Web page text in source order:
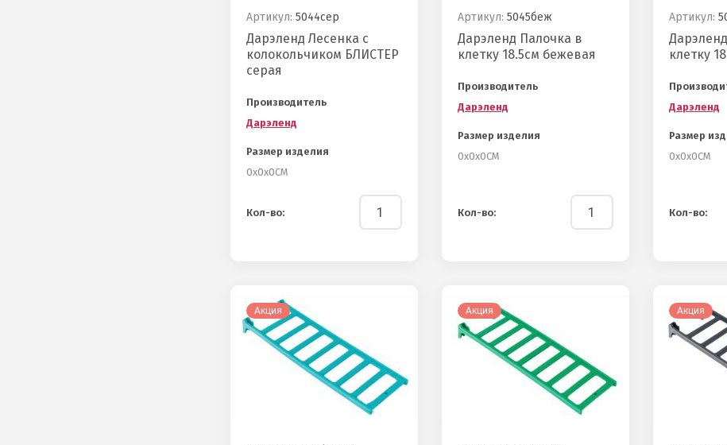
Артикул: 5044сер
Дарэленд Лесенка с
колокольчиком БЛИСТЕР
серая
Производитель
Дарэленд
Размер изделия
0х0х0СМ
Кол-во:
Артикул: 5045беж
Дарэленд Палочка в
клетку 18.5см бежевая
Производитель
Дарэленд
Размер изделия
0х0х0СМ
Кол-во:
Артикул:
клетку
Дарэленд
Размер
0х0х0СМ
Кол-во:
Акция Акция Акция